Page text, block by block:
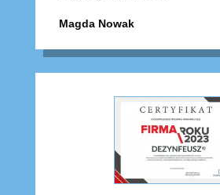
Magda Nowak